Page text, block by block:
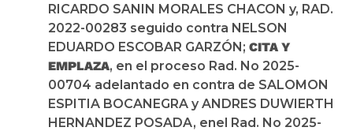
RICARDO SANIN MORALES CHACON y, RAD.
2022-00283 seguido contra NELSON
EDUARDO ESCOBAR GARZÓN; CITA Y
EMPLAZA, en el proceso Rad. No 2025-
00704 adelantado en contra de SALOMON
ESPITIA BOCANEGRA y ANDRES DUWIERTH
HERNANDEZ POSADA, enel Rad. No 2025-